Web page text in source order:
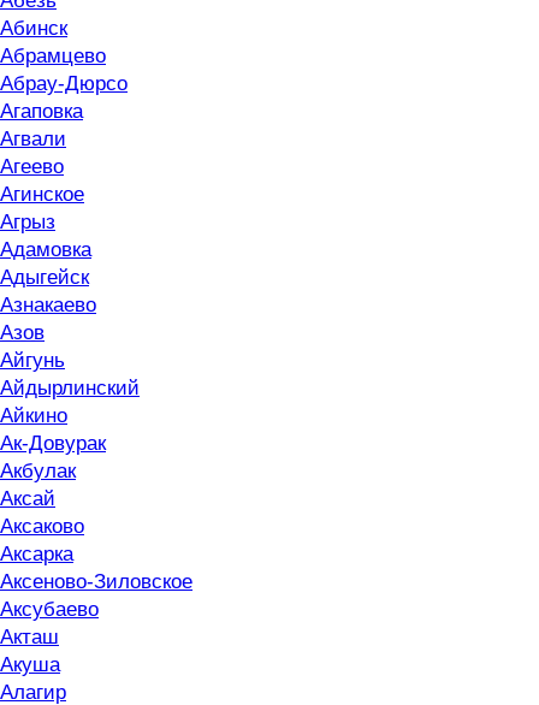
Абинск
Абрамцево
Абрау-Дюрсо
Агаповка
Агвали
Агеево
Агинское
Агрыз
Адамовка
Адыгейск
Азнакаево
Азов
Айгунь
Айдырлинский
Айкино
Ак-Довурак
Акбулак
Аксай
Аксаково
Аксарка
Аксеново-Зиловское
Аксубаево
Акташ
Акуша
Алагир